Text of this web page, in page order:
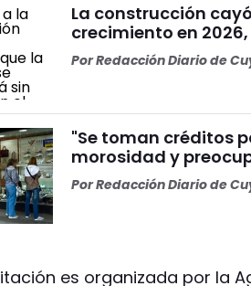
La construcción
crecimiento en
PorRedacción Diario de
"Se toman créditos
morosidad y
PorRedacción Diario de
es organizada por la